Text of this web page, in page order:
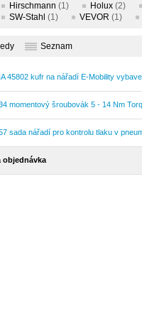
Hirschmann (1) Holux (2)
SW-Stahl (1) VEVOR (1)
Seznam
45802 kufr na nářadí E-Mobility
momentový šroubovák 5 - 14 Nm
sada nářadí pro kontrolu tlaku v
objednávka